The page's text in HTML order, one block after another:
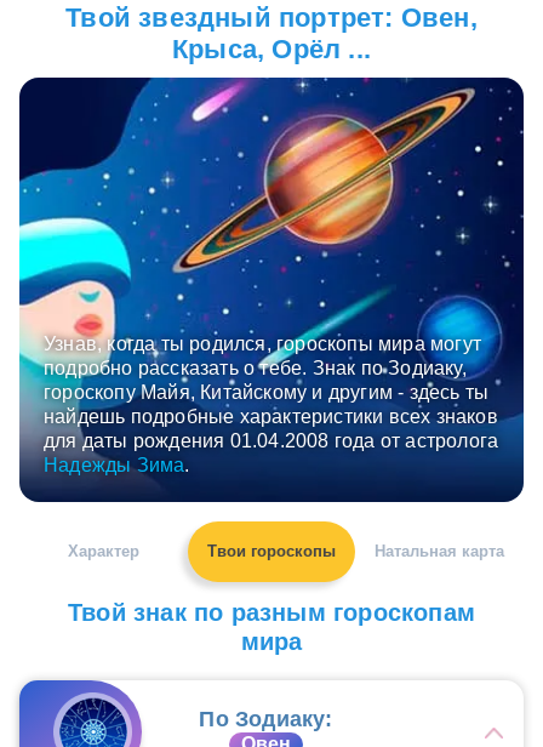
Твой звездный портрет: Овен,
Крыса, Орёл ...
Узнав, когда ты родился, гороскопы мира могут
подробно рассказать о тебе. Знак по Зодиаку,
гороскопу Майя, Китайскому и другим - здесь ты
найдешь подробные характеристики всех знаков
для даты рождения 01.04.2008 года от астролога
Надежды Зима.
Характер Твои гороскопы Натальная карта
Твой знак по разным гороскопам
мира
По Зодиаку: